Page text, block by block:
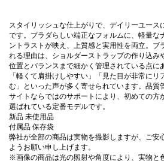
スタイリッシュな仕上がりで、デイリーユース
です。プラダらしい端正なフォルムに、軽量な
ントラストが映え、上質感と実用性を両立。ブ
れる理由は、ショルダーストラップの作り込み
位置とバランスまで細かく管理されている点に
「軽くて肩掛けしやすい」「見た目が非常に
む」といった声が多く寄せられています。品質
サイトならではのサポートにより、初めての方
選ばれている定番モデルです。
新品 未使用品
付属品 保存袋
弊社が全部の商品は実物を撮影しますが、ご安
ようお願い申し上げます。
※画像の商品は光の照射や角度により、実物と